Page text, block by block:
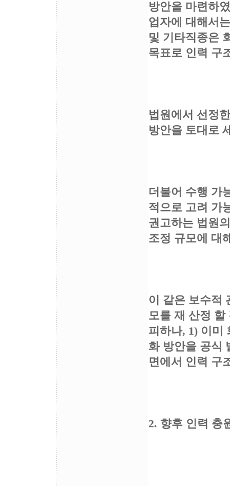
방안을 마련하
업자에 대해서
및 기타직종은
목표로 인력 구
법원에서 선정
방안을 토대로
더불어 수행 가
적으로 고려 가
권고하는 법원
조정 규모에 대
이 같은 보수적
모를 재 산정 할
피하나, 1) 이미
화 방안을 공식
면에서 인력 구
2. 향후 인력 충